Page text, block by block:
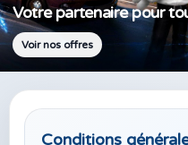
Votre partenaire pour
Voir nos offres
Conditions